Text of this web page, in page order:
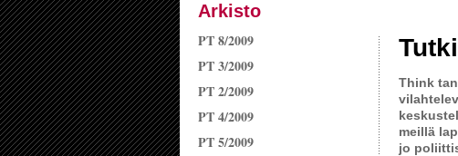
Arkisto
PT 8/2009
PT 3/2009
PT 2/2009
PT 4/2009
PT 5/2009
Think
meillä
jo